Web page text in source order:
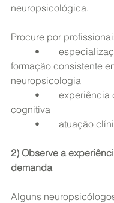
neuropsicológica.
Procure por
formação consistente
neuropsicologia
cognitiva
•	atuação
2) Observe a
demanda
Alguns